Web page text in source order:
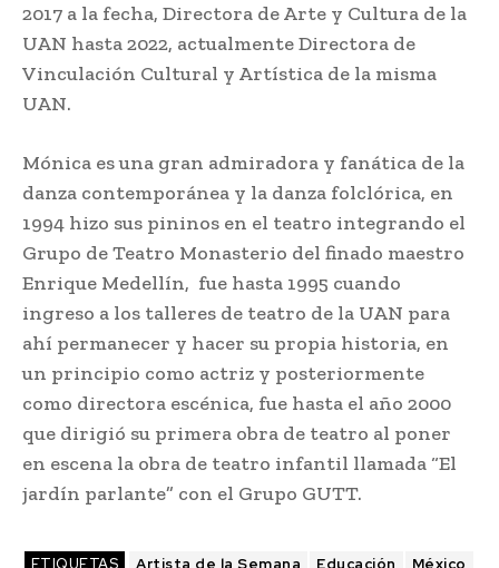
2017 a la fecha, Directora de Arte y Cultura de la
UAN hasta 2022, actualmente Directora de
Vinculación Cultural y Artística de la misma
UAN.
Mónica es una gran admiradora y fanática de la
danza contemporánea y la danza folclórica, en
1994 hizo sus pininos en el teatro integrando el
Grupo de Teatro Monasterio del finado maestro
Enrique Medellín, fue hasta 1995 cuando
ingreso a los talleres de teatro de la UAN para
ahí permanecer y hacer su propia historia, en
un principio como actriz y posteriormente
como directora escénica, fue hasta el año 2000
que dirigió su primera obra de teatro al poner
en escena la obra de teatro infantil llamada “El
jardín parlante” con el Grupo GUTT.